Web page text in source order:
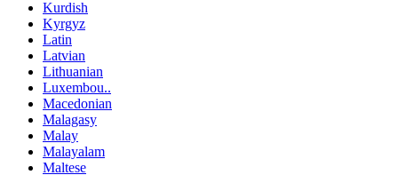
Kurdish
Kyrgyz
Latin
Latvian
Lithuanian
Luxembou..
Macedonian
Malagasy
Malay
Malayalam
Maltese